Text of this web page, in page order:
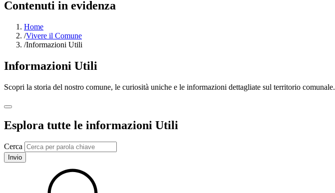
Contenuti in evidenza
Home
/Vivere il Comune
/Informazioni Utili
Informazioni Utili
Scopri la storia del nostro comune, le curiosità uniche e le informazioni dettagliate sul territorio comunale.
Esplora tutte le informazioni Utili
Cerca
Invio